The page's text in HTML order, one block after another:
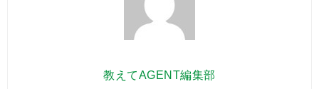
教えてAGENT編集部